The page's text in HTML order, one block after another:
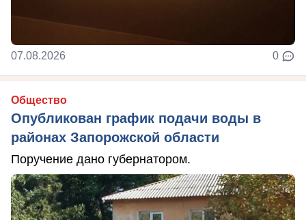
07.08.2026 0
Общество
Опубликован график подачи воды в
районах Запорожской области
Поручение дано губернатором.